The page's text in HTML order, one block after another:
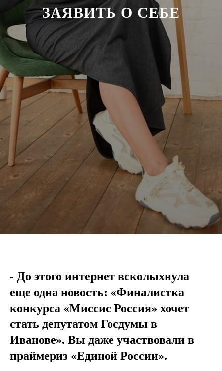
ЗАЯВИТЬ О СЕБЕ
- До этого интернет всколыхнула
еще одна новость: «Финалистка
конкурса «Миссис Россия» хочет
стать депутатом Госдумы в
Иванове». Вы даже участвовали в
праймериз «Единой России».